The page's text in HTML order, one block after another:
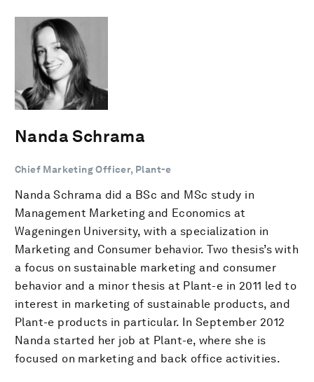
Nanda Schrama
Chief Marketing Officer, Plant-e
Nanda Schrama did a BSc and MSc study in
Management Marketing and Economics at
Wageningen University, with a specialization in
Marketing and Consumer behavior. Two thesis’s with
a focus on sustainable marketing and consumer
behavior and a minor thesis at Plant-e in 2011 led to
interest in marketing of sustainable products, and
Plant-e products in particular. In September 2012
Nanda started her job at Plant-e, where she is
focused on marketing and back office activities.